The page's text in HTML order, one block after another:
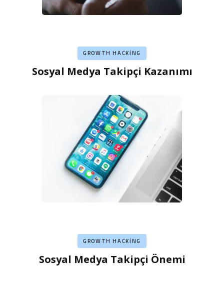
GROWTH HACKING
Sosyal Medya Takipçi Kazanımı
GROWTH HACKING
Sosyal Medya Takipçi Önemi